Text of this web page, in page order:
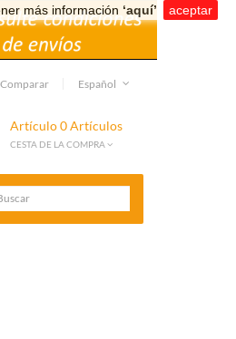
más información ‘aquí’ aceptar
Español
Comparar
Artículo0 Artículos
CESTA DE LA COMPRA